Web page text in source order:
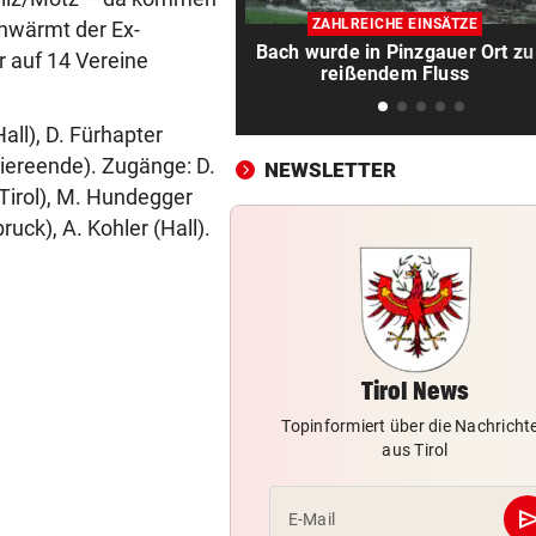
der Ex-
auf 14 Vereine
D. Fürhapter
Zugänge: D.
M. Hundegger
A. Kohler (Hall).
Regierung geht weiter
MITTEN IN HITZEWELLE
Irre! Salzburg – Pafos wegen
Sintflut unterbrochen
Allzeit-Rekord
WAS FÜR EINE KLATSCHE!
TV-Star geht mit Kanzler
hart ins Gericht
Bach wurde in Pinzgauer Ort
WUNDER MUSS HER vor 2
ZAHLREICHE EINSÄTZE
Bach wurde in Pinzgauer Ort zu
reißendem Fluss
NEWSLETTER
Tirol News
Topinformiert über die
aus Tirol
E-Mail